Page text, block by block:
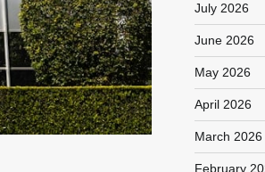
July 2026
June 2026
May 2026
April 2026
March 2026
February